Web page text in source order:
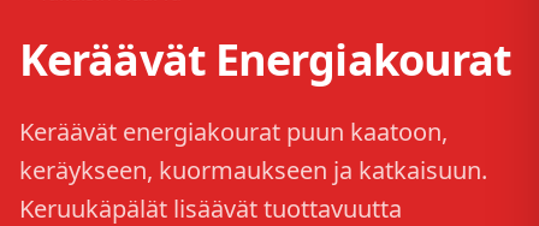
Keräävät Energiakourat
Keräävät energiakourat puun kaatoon,
keräykseen, kuormaukseen ja katkaisuun.
Keruukäpälät lisäävät tuottavuutta